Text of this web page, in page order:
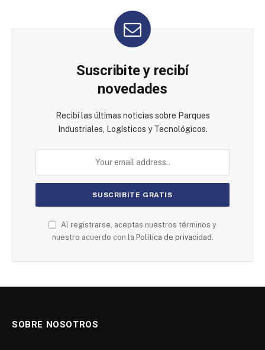
Suscribite y recibí
novedades
Recibí las últimas noticias sobre Parques
Industriales, Logísticos y Tecnológicos.
Al registrarse, aceptas nuestros términos y
nuestro acuerdo con la Política de privacidad.
SOBRE NOSOTROS